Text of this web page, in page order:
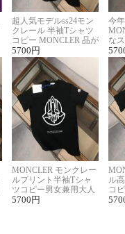
超人気モデルss24モン
クレール 半袖Tシャツ
コピー MONCLER 品が
良く見た目
5700 円
今
な
ル
MONCLER モンクレー
ルプリント半袖Tシャ
ツコピー男女兼用大人
可愛い春夏コーデ
5700 円
ル
コ
ィ